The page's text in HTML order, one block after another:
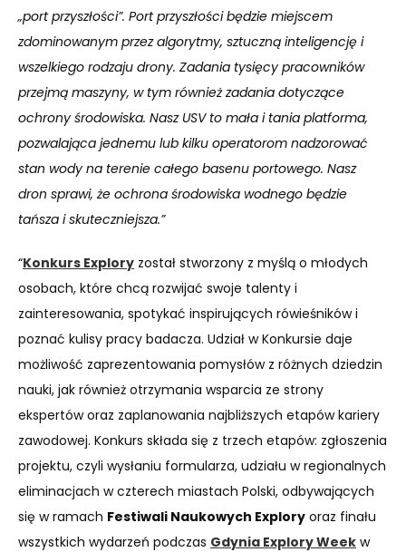
„port przyszłości”. Port przyszłości będzie miejscem
zdominowanym przez algorytmy, sztuczną inteligencję i
wszelkiego rodzaju drony. Zadania tysięcy pracowników
przejmą maszyny, w tym również zadania dotyczące
ochrony środowiska. Nasz USV to mała i tania platforma,
pozwalająca jednemu lub kilku operatorom nadzorować
stan wody na terenie całego basenu portowego. Nasz
dron sprawi, że ochrona środowiska wodnego będzie
tańsza i skuteczniejsza.”
“Konkurs Explory został stworzony z myślą o młodych
osobach, które chcą rozwijać swoje talenty i
zainteresowania, spotykać inspirujących rówieśników i
poznać kulisy pracy badacza. Udział w Konkursie daje
możliwość zaprezentowania pomysłów z różnych dziedzin
nauki, jak również otrzymania wsparcia ze strony
ekspertów oraz zaplanowania najbliższych etapów kariery
zawodowej. Konkurs składa się z trzech etapów: zgłoszenia
projektu, czyli wysłaniu formularza, udziału w regionalnych
eliminacjach w czterech miastach Polski, odbywających
się w ramach Festiwali Naukowych Explory oraz finału
wszystkich wydarzeń podczas Gdynia Explory Week w